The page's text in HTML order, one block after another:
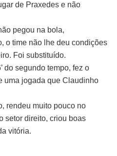
de Praxedes e não
pegou na bola,
o time não lhe deu condições
Foi substituído.
do segundo tempo, fez o
uma jogada que Claudinho
rendeu muito pouco no
setor direito, criou boas
vitória.